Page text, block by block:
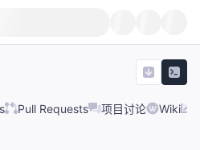
Pull Requests 项目讨论 Wiki